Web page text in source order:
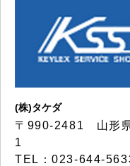
(株)タケダ
〒990-2481 山形
1
TEL：023-644-